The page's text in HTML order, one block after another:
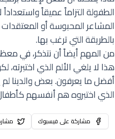
الطفولة التزاماً عميقاً
المشاعر المحبوسة أو
بالطريقة التي ترغب بها.
من المهم أيضاً أن نتذكر، في
هذا لا يلغي الألم الذي
أفضل ما يعرفون. بعض والدينا
الذي اختبروه هم أنفسهم
مشاركة على فيسبوك